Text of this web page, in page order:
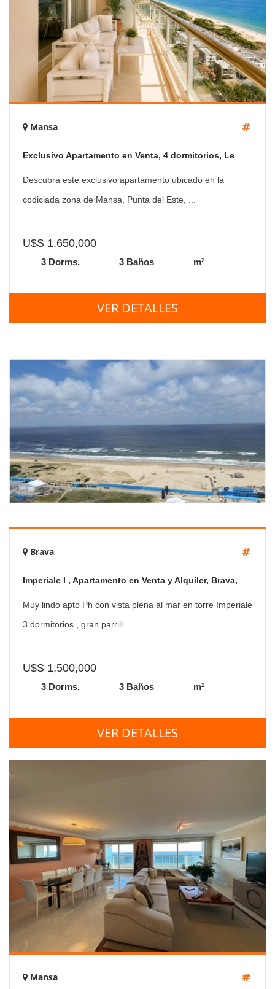
Mansa
Exclusivo Apartamento en Venta, 4 dormitorios, Le
Jardin
Descubra este exclusivo apartamento ubicado en la
codiciada zona de Mansa, Punta del Este, ...
U$S 1,650,000
3 Dorms. 3 Baños m2
VER DETALLES
Brava
Imperiale I , Apartamento en Venta y Alquiler, Brava,
Punta del Este, 3 Dormitorios.
Muy lindo apto Ph con vista plena al mar en torre Imperiale
3 dormitorios , gran parrill ...
U$S 1,500,000
3 Dorms. 3 Baños m2
VER DETALLES
Mansa